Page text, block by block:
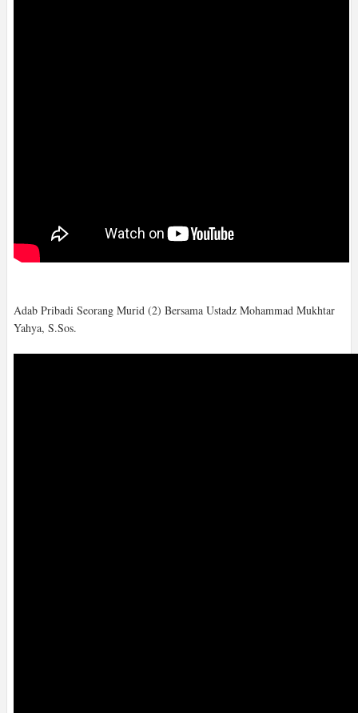
Adab Pribadi Seorang Murid (2) Bersama Ustadz Mohammad Mukhtar
Yahya, S.Sos.